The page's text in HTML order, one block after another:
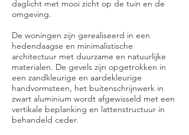
daglicht met mooi zicht op de tuin en de
omgeving.
De woningen zijn gerealiseerd in een
hedendaagse en minimalistische
architectuur met duurzame en natuurlijke
materialen. De gevels zijn opgetrokken in
een zandkleurige en aardekleurige
handvormsteen, het buitenschrijnwerk in
zwart aluminium wordt afgewisseld met een
vertikale beplanking en lattenstructuur in
behandeld ceder.